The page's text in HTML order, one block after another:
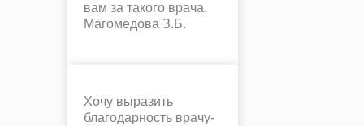
вам за такого врача.
Магомедова З.Б.
Хочу выразить
благодарность врачу-